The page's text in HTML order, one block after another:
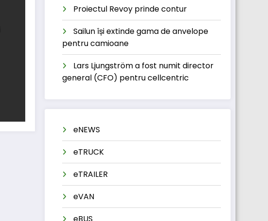
Proiectul Revoy prinde contur
Sailun își extinde gama de anvelope
pentru camioane
Lars Ljungström a fost numit director
general (CFO) pentru cellcentric
eNEWS
eTRUCK
eTRAILER
eVAN
eBUS